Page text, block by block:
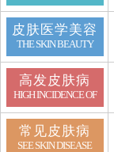
皮肤医学美容
THE SKIN BEAUTY
高发皮肤病
HIGH INCIDENCE OF
常见皮肤病
SEE SKIN DISEASE